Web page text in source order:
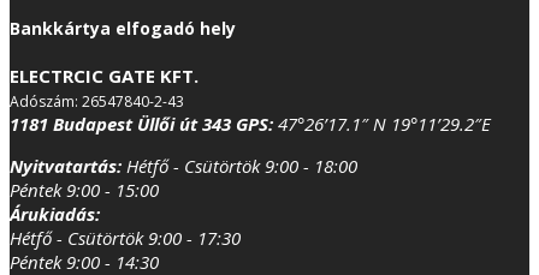
Bankkártya elfogadó hely
ELECTRCIC GATE KFT.
Adószám: 26547840-2-43
1181 Budapest Üllői út 343 GPS: 47°26’17.1″ N 19°11’29.2″E
Nyitvatartás: Hétfő - Csütörtök 9:00 - 18:00
Péntek 9:00 - 15:00
Árukiadás:
Hétfő - Csütörtök 9:00 - 17:30
Péntek 9:00 - 14:30